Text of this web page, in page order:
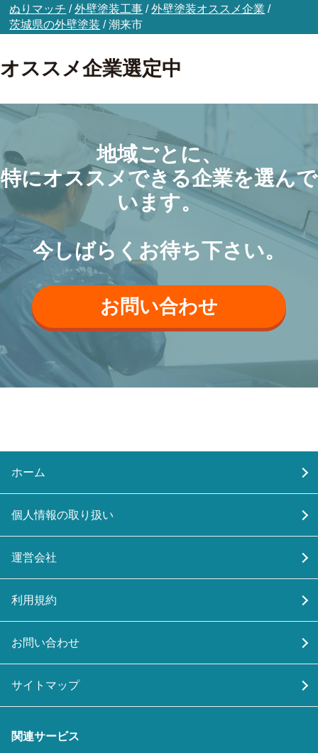
ぬりマッチ /外壁塗装工事 /外壁塗装オススメ企業 /
茨城県の外壁塗装 /潮来市
オススメ企業選定中
地域ごとに、
特にオススメできる企業を選んで
います。
今しばらくお待ち下さい。
お問い合わせ
ホーム
個人情報の取り扱い
運営会社
利用規約
お問い合わせ
サイトマップ
関連サービス